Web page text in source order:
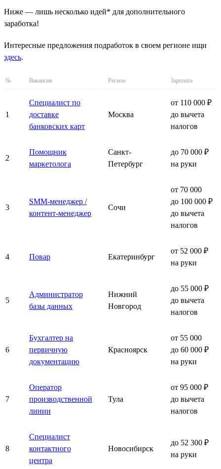
Ниже — лишь несколько идей* для дополнительного
заработка!
Интересные предложения подработок в своем регионе ищи
здесь.
№ Вакансия Регион Зарплата
1
Специалист по
доставке
банковских карт
Москва
от 110 000 ₽
до вычета
налогов
2
Помощник
маркетолога
Санкт-
Петербург
до 70 000 ₽
на руки
3
SMM-менеджер /
контент-менеджер
Сочи
от 70 000
до 100 000 ₽
до вычета
налогов
4 Повар Екатеринбург
от 52 000 ₽
на руки
5
Администратор
базы данных
Нижний
Новгород
до 55 000 ₽
до вычета
налогов
6
Бухгалтер на
первичную
документацию
Красноярск
от 55 000
до 60 000 ₽
на руки
7
Оператор
производственной
линии
Тула
от 95 000 ₽
до вычета
налогов
8
Специалист
контактного
центра
Новосибирск
до 52 300 ₽
на руки